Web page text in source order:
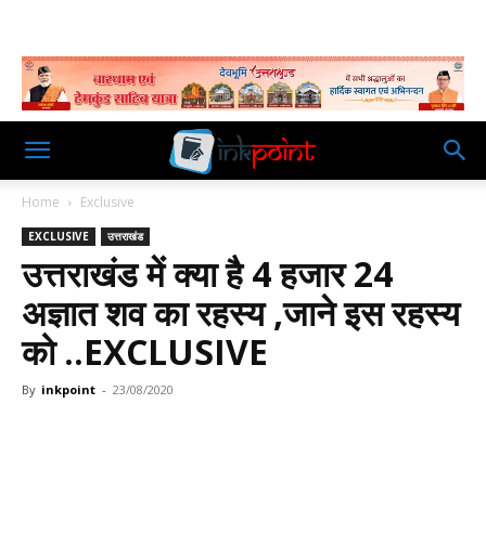
Home Exclusive
EXCLUSIVE उत्तराखंड
उत्तराखंड में क्या है 4 हजार 24
अज्ञात शव का रहस्य ,जाने इस रहस्य
को ..EXCLUSIVE
By inkpoint - 23/08/2020